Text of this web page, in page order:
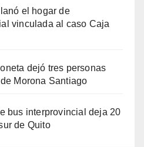
el hogar de
vinculada al caso Caja
dejó tres personas
Morona Santiago
bus interprovincial deja 20
de Quito